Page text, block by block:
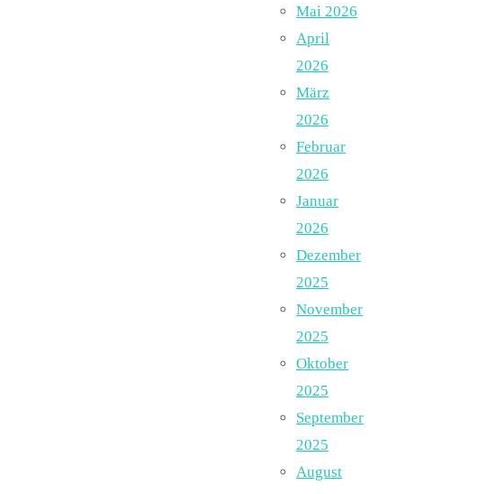
Mai 2026
April
2026
März
2026
Februar
2026
Januar
2026
Dezember
2025
November
2025
Oktober
2025
September
2025
August